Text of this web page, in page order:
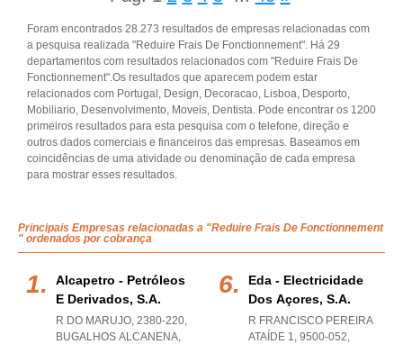
Foram encontrados 28.273 resultados de empresas relacionadas com
a pesquisa realizada "Reduire Frais De Fonctionnement". Há 29
departamentos com resultados relacionados com "Reduire Frais De
Fonctionnement".Os resultados que aparecem podem estar
relacionados com Portugal, Design, Decoracao, Lisboa, Desporto,
Mobiliario, Desenvolvimento, Moveis, Dentista. Pode encontrar os 1200
primeiros resultados para esta pesquisa com o telefone, direção e
outros dados comerciais e financeiros das empresas. Baseamos em
coincidências de uma atividade ou denominação de cada empresa
para mostrar esses resultados.
Principais Empresas relacionadas a "Reduire Frais De Fonctionnement
" ordenados por cobrança
Alcapetro - Petróleos
E Derivados, S.a.
R DO MARUJO, 2380-220,
BUGALHOS ALCANENA,
Eda - Electricidade
Dos Açores, S.a.
R FRANCISCO PEREIRA
ATAÍDE 1, 9500-052,